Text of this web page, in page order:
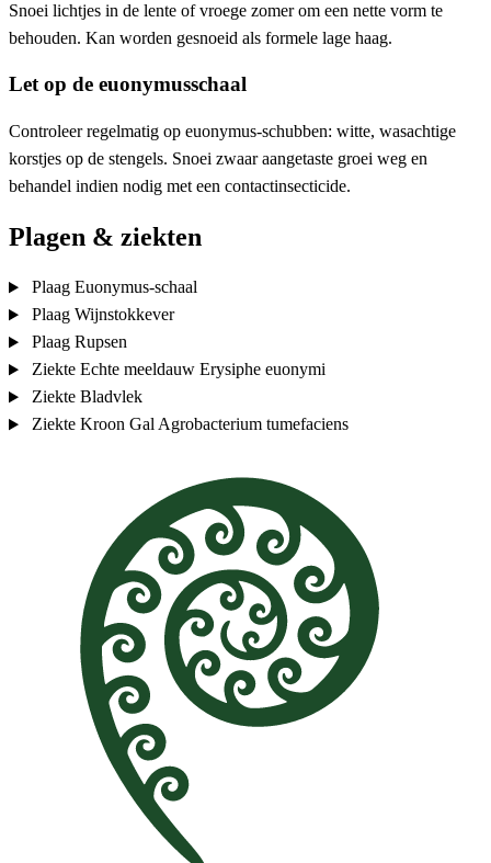
Snoei lichtjes in de lente of vroege zomer om een ​​nette vorm te
behouden. Kan worden gesnoeid als formele lage haag.
Let op de euonymusschaal
Controleer regelmatig op euonymus-schubben: witte, wasachtige
korstjes op de stengels. Snoei zwaar aangetaste groei weg en
behandel indien nodig met een contactinsecticide.
Plagen & ziekten
Plaag Euonymus-schaal
Plaag Wijnstokkever
Plaag Rupsen
Ziekte Echte meeldauw Erysiphe euonymi
Ziekte Bladvlek
Ziekte Kroon GalAgrobacterium tumefaciens